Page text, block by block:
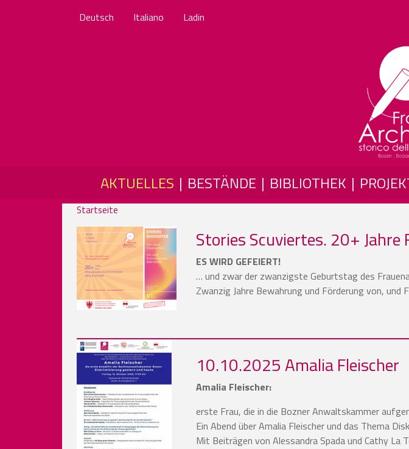
Deutsch Italiano Ladin
MAIN NAVIGATION
AKTUELLES BESTÄNDE BIBLIOTHEK
Startseite
Stories Scuviertes. 20+ Jahre
ES WIRD GEFEIERT!
… und zwar der zwanzigste Geburtstag des
Zwanzig Jahre Bewahrung und Förderung von, und
10.10.2025 Amalia Fleischer
Amalia Fleischer:
erste Frau, die in die Bozner Anwaltskammer
Ein Abend über Amalia Fleischer und das Thema
Mit Beiträgen von Alessandra Spada und Cathy La